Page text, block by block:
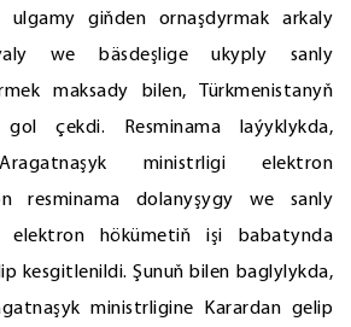
ulgamy giňden ornaşdyrmak arkaly
we bäsdeşlige ukyply sanly
maksady bilen, Türkmenistanyň
çekdi. Resminama laýyklykda,
Aragatnaşyk ministrligi elektron
resminama dolanyşygy we sanly
elektron hökümetiň işi babatynda
kesgitlenildi. Şunuň bilen baglylykda,
ministrligine Karardan gelip